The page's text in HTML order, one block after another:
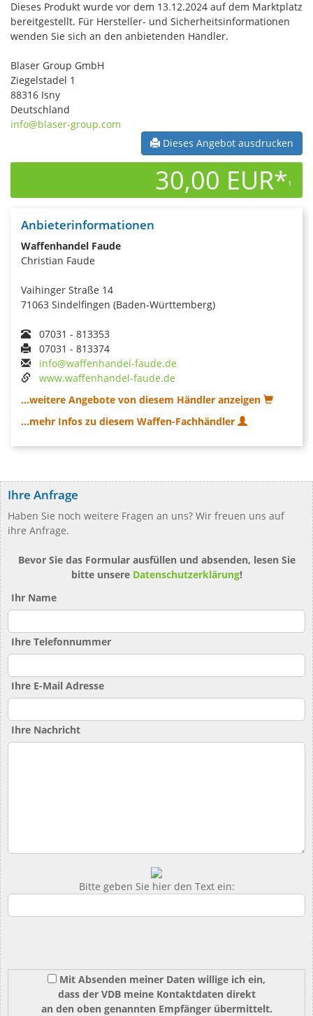
Dieses Produkt wurde vor dem 13.12.2024 auf dem Marktplatz
bereitgestellt. Für Hersteller- und Sicherheitsinformationen
wenden Sie sich an den anbietenden Händler.
Blaser Group GmbH
Ziegelstadel 1
88316 Isny
Deutschland
info@blaser-group.com
Dieses Angebot ausdrucken
30,00 EUR*1
Anbieterinformationen
Waffenhandel Faude
Christian Faude
Vaihinger Straße 14
71063 Sindelfingen (Baden-Württemberg)
07031 - 813353
07031 - 813374
info@waffenhandel-faude.de
www.waffenhandel-faude.de
...weitere Angebote von diesem Händler anzeigen
...mehr Infos zu diesem Waffen-Fachhändler
Ihre Anfrage
Haben Sie noch weitere Fragen an uns? Wir freuen uns auf
ihre Anfrage.
Bevor Sie das Formular ausfüllen und absenden, lesen Sie
bitte unsere Datenschutzerklärung!
Ihr Name
Ihre Telefonnummer
Ihre E-Mail Adresse
Ihre Nachricht
Bitte geben Sie hier den Text ein:
Mit Absenden meiner Daten willige ich ein,
dass der VDB meine Kontaktdaten direkt
an den oben genannten Empfänger übermittelt.